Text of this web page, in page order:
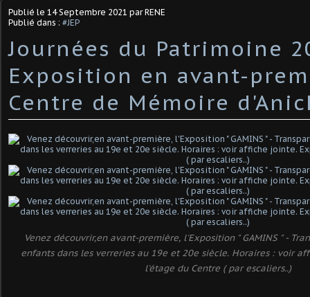
Publié le 14 Septembre 2021 par RENE
Publié dans : #JEP
Journées du Patrimoine
Exposition en avant-
Centre de Mémoire
Venez découvrir,en avant-première, l'Exposition " GAMINS " -
enfants dans les verreries au 19e et 20e siècle. Horaires : voir
l'étage du Centre ( par escaliers..)